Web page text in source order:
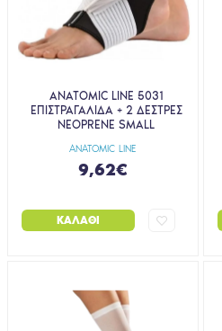
ANATOMIC LINE
ANATOMIC LINE 5031
ΕΠΙΣΤΡΑΓΑΛΙΔΑ + 2 ΔΕΣΤΡΕΣ
NEOPRENE SMALL
9,62€
ΚΑΛΆΘΙ